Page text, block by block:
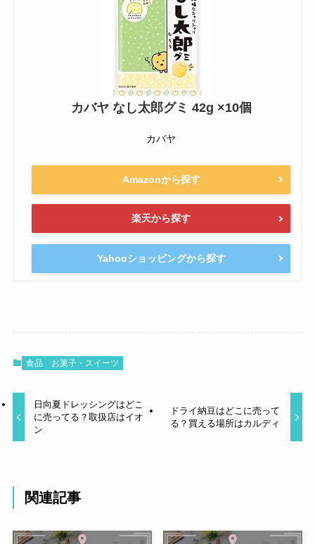
カバヤ なし太郎グミ 42g ×10個
カバヤ
Amazonから探す
楽天から探す
Yahooショッピングから探す
食品 お菓子・スイーツ
日向夏ドレッシングはどこ
に売ってる？取扱店はイオ
ン
ドライ納豆はどこに売って
る？買える場所はカルディ
関連記事